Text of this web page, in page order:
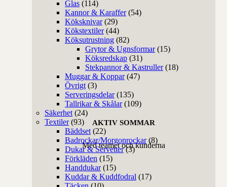
AKTIV SOMMAR
Med teamet och kunderna
Glas (114)
Kannor & Karaffer (54)
Köksknivar (29)
Kökstextiler (44)
Köksutrustning (82)
Grytor & Ugnsformar (15)
Köksredskap (31)
Stekpannor & Kastruller (18)
Muggar & Koppar (47)
Övrigt (3)
Serveringsdelar (135)
Tallrikar & Skålar (109)
Säkerhet (24)
Textiler (93)
Bäddset (22)
Badrockar/Morgonrockar (8)
Dukar & Servetter (3)
Förkläden (15)
Handdukar (15)
Kuddar & Kuddfodral (17)